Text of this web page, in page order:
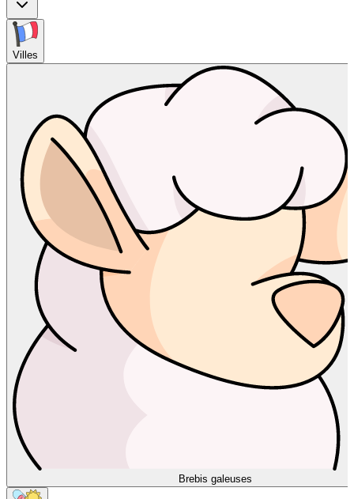
Villes
Brebis galeuses